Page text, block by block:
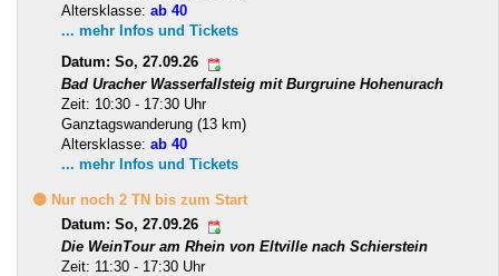
Altersklasse: ab 40
... mehr Infos und Tickets
Datum: So, 27.09.26
Bad Uracher Wasserfallsteig mit Burgruine Hohenurach
Zeit: 10:30 - 17:30 Uhr
Ganztagswanderung (13 km)
Altersklasse: ab 40
... mehr Infos und Tickets
🟡 Nur noch 2 TN bis zum Start
Datum: So, 27.09.26
Die WeinTour am Rhein von Eltville nach Schierstein
Zeit: 11:30 - 17:30 Uhr